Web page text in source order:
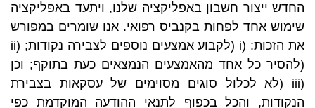
החדש ייצור חשבון באפליקציה שלנו, ויתעד באפליקציה
שימוש אחד לפחות בקנביס רפואי. אנו שומרים במפורש
את הזכות: (i (לקבוע אמצעים נוספים לצבירה נקודות; (ii
(להסיר כל אחד מהאמצעים הנמצאים כעת בתוקף; וכן
(iii (לא לכלול סוגים מסוימים של עסקאות בצבירת
הנקודות, והכל בכפוף לתנאי ההודעה המוקדמת כפי